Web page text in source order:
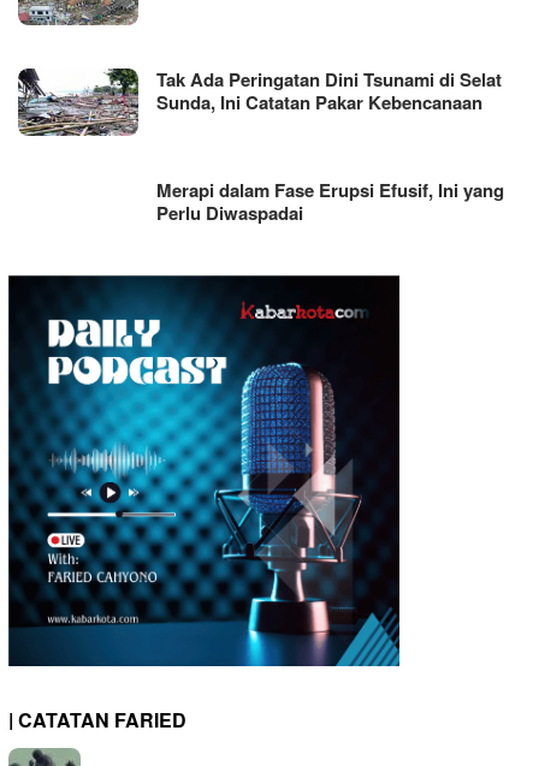
Tak Ada Peringatan Dini Tsunami di Selat
Sunda, Ini Catatan Pakar Kebencanaan
Merapi dalam Fase Erupsi Efusif, Ini yang
Perlu Diwaspadai
| CATATAN FARIED